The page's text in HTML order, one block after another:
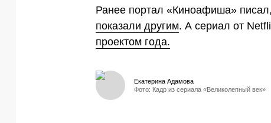
Ранее портал «Киноафиша»
показали другим. А сериал от
проектом года.
Фото: Кадр из сериала «Великолепный век»
Екатерина Адамова